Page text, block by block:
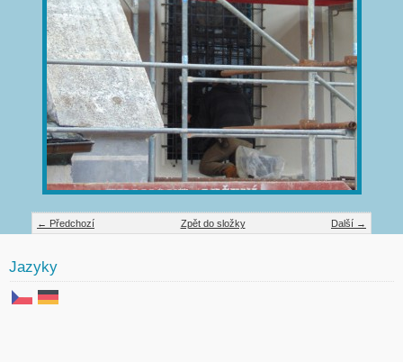
← Předchozí Další →
Zpět do složky
Jazyky